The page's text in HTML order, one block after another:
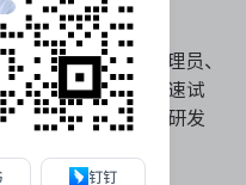
、具备专职配置管理员、
业。若团队处于快速试
置负担将直接拖累研发
钉钉